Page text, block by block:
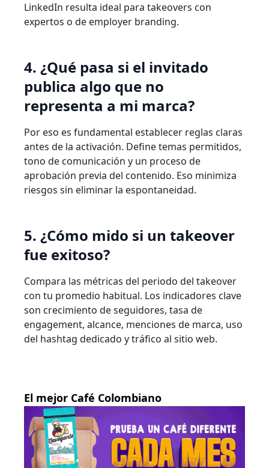
LinkedIn resulta ideal para takeovers con
expertos o de employer branding.
4. ¿Qué pasa si el invitado
publica algo que no
representa a mi marca?
Por eso es fundamental establecer reglas claras
antes de la activación. Define temas permitidos,
tono de comunicación y un proceso de
aprobación previa del contenido. Eso minimiza
riesgos sin eliminar la espontaneidad.
5. ¿Cómo mido si un takeover
fue exitoso?
Compara las métricas del periodo del takeover
con tu promedio habitual. Los indicadores clave
son crecimiento de seguidores, tasa de
engagement, alcance, menciones de marca, uso
del hashtag dedicado y tráfico al sitio web.
El mejor Café Colombiano